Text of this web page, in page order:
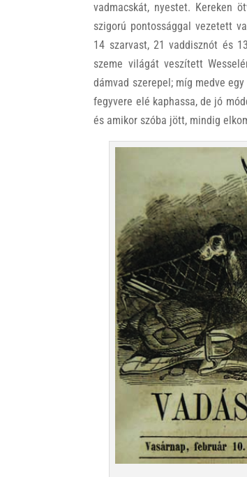
vadmacskát, nyestet. Kereken
szigorú pontossággal vezetett
14 szarvast, 21 vaddisznót és
szeme világát veszített
dámvad szerepel; míg medve
fegyvere elé kaphassa, de jó
és amikor szóba jött, mindig